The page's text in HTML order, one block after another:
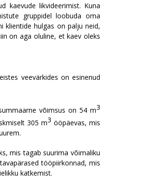
kaevude likvideerimist. Kuna
gruppidel loobuda oma
klientide hulgas on palju neid,
on aga oluline, et kaev oleks
veevärkides on esinenud
võimsus on 54 m3
305 m3 ööpäevas, mis
mis tagab suurima võimaliku
tööpiirkonnad, mis
katkemist.